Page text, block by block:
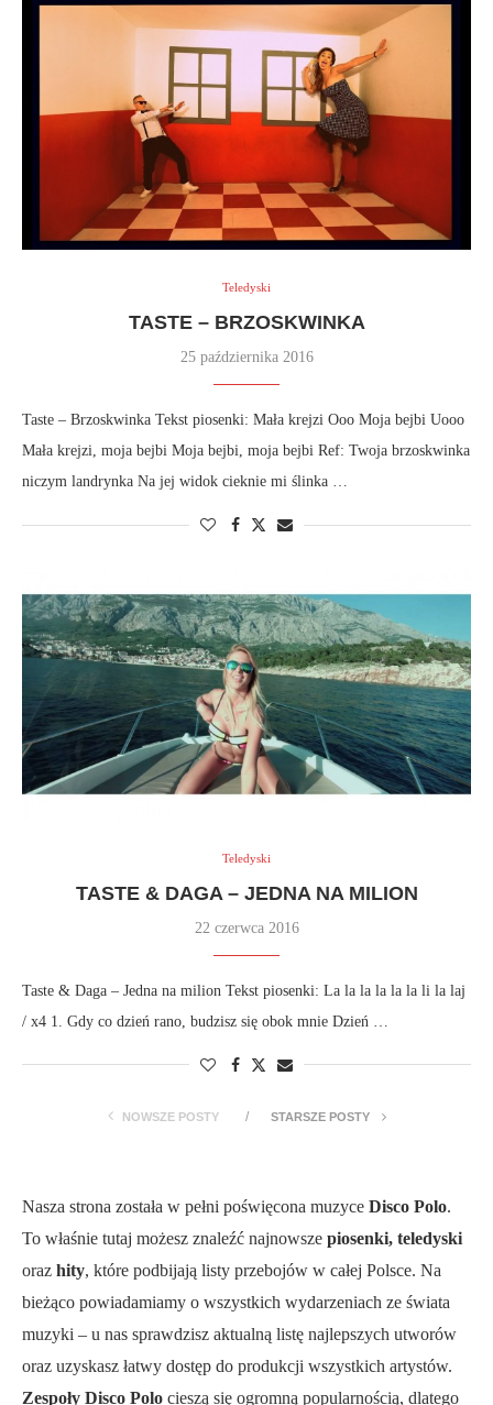
Teledyski
TASTE – BRZOSKWINKA
25 października 2016
Taste – Brzoskwinka Tekst piosenki: Mała krejzi Ooo Moja bejbi Uooo
Mała krejzi, moja bejbi Moja bejbi, moja bejbi Ref: Twoja brzoskwinka
niczym landrynka Na jej widok cieknie mi ślinka …
Teledyski
TASTE & DAGA – JEDNA NA MILION
22 czerwca 2016
Taste & Daga – Jedna na milion Tekst piosenki: La la la la la la li la laj
/ x4 1. Gdy co dzień rano, budzisz się obok mnie Dzień …
NOWSZE POSTY STARSZE POSTY
Nasza strona została w pełni poświęcona muzyce Disco Polo.
To właśnie tutaj możesz znaleźć najnowsze piosenki, teledyski
oraz hity, które podbijają listy przebojów w całej Polsce. Na
bieżąco powiadamiamy o wszystkich wydarzeniach ze świata
muzyki – u nas sprawdzisz aktualną listę najlepszych utworów
oraz uzyskasz łatwy dostęp do produkcji wszystkich artystów.
Zespoły Disco Polo cieszą się ogromną popularnością, dlatego